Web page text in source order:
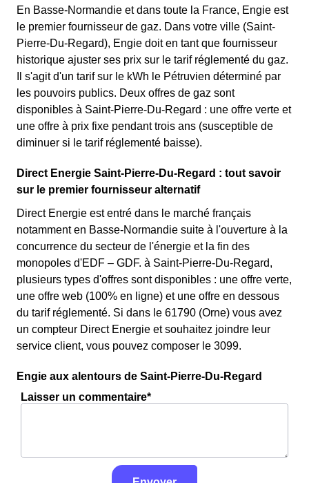
En Basse-Normandie et dans toute la France, Engie est
le premier fournisseur de gaz. Dans votre ville (Saint-
Pierre-Du-Regard), Engie doit en tant que fournisseur
historique ajuster ses prix sur le tarif réglementé du gaz.
Il s'agit d'un tarif sur le kWh le Pétruvien déterminé par
les pouvoirs publics. Deux offres de gaz sont
disponibles à Saint-Pierre-Du-Regard : une offre verte et
une offre à prix fixe pendant trois ans (susceptible de
diminuer si le tarif réglementé baisse).
Direct Energie Saint-Pierre-Du-Regard : tout savoir
sur le premier fournisseur alternatif
Direct Energie est entré dans le marché français
notamment en Basse-Normandie suite à l'ouverture à la
concurrence du secteur de l'énergie et la fin des
monopoles d'EDF – GDF. à Saint-Pierre-Du-Regard,
plusieurs types d'offres sont disponibles : une offre verte,
une offre web (100% en ligne) et une offre en dessous
du tarif réglementé. Si dans le 61790 (Orne) vous avez
un compteur Direct Energie et souhaitez joindre leur
service client, vous pouvez composer le 3099.
Engie aux alentours de Saint-Pierre-Du-Regard
Laisser un commentaire*